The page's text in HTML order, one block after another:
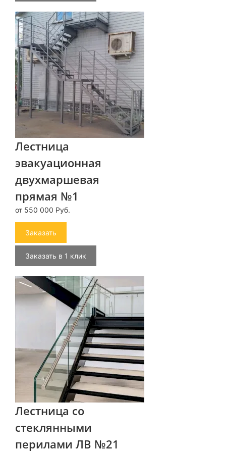
Лестница
эвакуационная
двухмаршевая
прямая №1
от 550 000 Руб.
Заказать
Заказать в 1 клик
Лестница со
стеклянными
перилами ЛВ №21